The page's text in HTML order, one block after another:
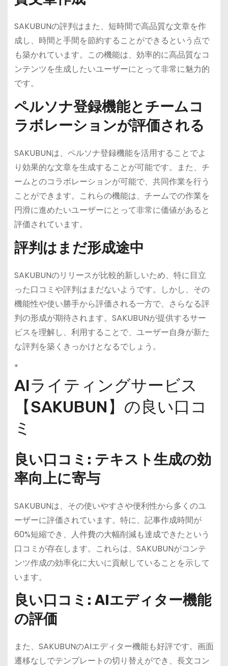
SAKUBUNの評判はまた、短時間で高品質な文章を作
成し、時間と手間を節約することができるという点で
も築かれています。この機能は、効率的に高品質なコ
ンテンツを生成したいユーザーにとって非常に魅力的
です。
ペルソナ登録機能とチームコ
ラボレーションが評価される
SAKUBUNは、ペルソナ登録機能を活用することでよ
り効果的な文章を生成することが可能です。また、チ
ームとのコラボレーションが可能で、共同作業を行う
ことができます。これらの機能は、チームでの作業を
円滑に進めたいユーザーにとって非常に価値があると
評価されています。
評判はまだ形成途中
SAKUBUNのリリースが比較的新しいため、特に目立
った口コミや評判はまだないようです。しかし、その
機能性や使い勝手から評価される一方で、さらなる評
判の形成が期待されます。SAKUBUNが提供するサー
ビスを理解し、利用することで、ユーザー自身が新た
な評判を築くきっかけとなるでしょう。
*
AIライティングサービス
【SAKUBUN】の良い口コ
ミ
良い口コミ: テキスト生成の効
率向上に寄与
SAKUBUNは、その使いやすさや便利性から多くのユ
ーザーに評価されています。特に、記事作成時間が
60%短縮でき、人件費の大幅削減も達成できたという
口コミが存在します。これらは、SAKUBUNがコンテ
ンツ作成の効率化に大いに貢献していることを示して
います。
良い口コミ: AIエディター機能
の評価
また、SAKUBUNのAIエディター機能も好評です。画面
遷移なしでテンプレートの切り替えができ、長文コン